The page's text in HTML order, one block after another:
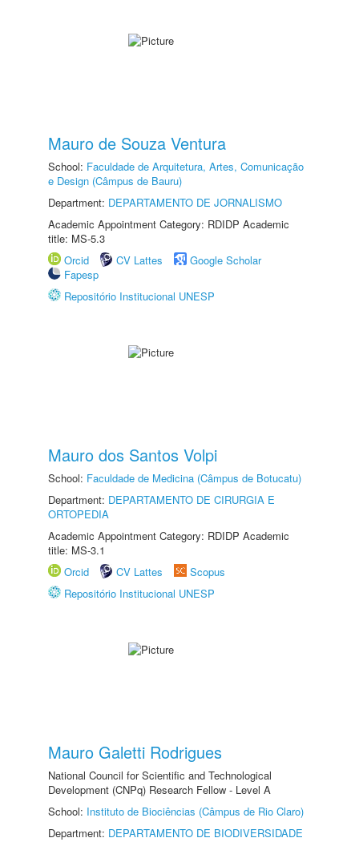
Mauro de Souza Ventura
School: Faculdade de Arquitetura, Artes, Comunicação
e Design (Câmpus de Bauru)
Department: DEPARTAMENTO DE JORNALISMO
Academic Appointment Category: RDIDP Academic
title: MS-5.3
Orcid
CV Lattes
Google Scholar
Fapesp
Repositório Institucional UNESP
Mauro dos Santos Volpi
School: Faculdade de Medicina (Câmpus de Botucatu)
Department: DEPARTAMENTO DE CIRURGIA E
ORTOPEDIA
Academic Appointment Category: RDIDP Academic
title: MS-3.1
Orcid
CV Lattes
Scopus
Repositório Institucional UNESP
Mauro Galetti Rodrigues
National Council for Scientific and Technological
Development (CNPq) Research Fellow - Level A
School: Instituto de Biociências (Câmpus de Rio Claro)
Department: DEPARTAMENTO DE BIODIVERSIDADE